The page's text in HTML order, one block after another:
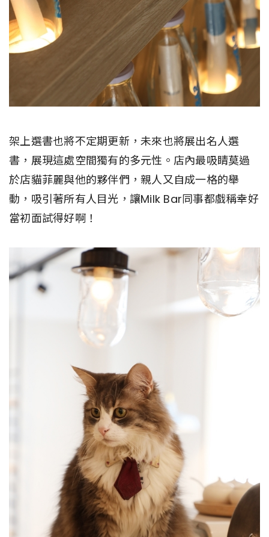
架上選書也將不定期更新，未來也將展出名人選
書，展現這處空間獨有的多元性。店內最吸睛莫過
於店貓菲麗與他的夥伴們，親人又自成一格的舉
動，吸引著所有人目光，讓Milk Bar同事都戲稱幸好
當初面試得好啊！